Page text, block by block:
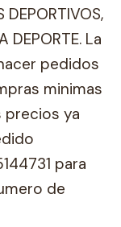
DEPORTIVOS,
DEPORTE. La
pedidos
minimas
precios ya
para
de